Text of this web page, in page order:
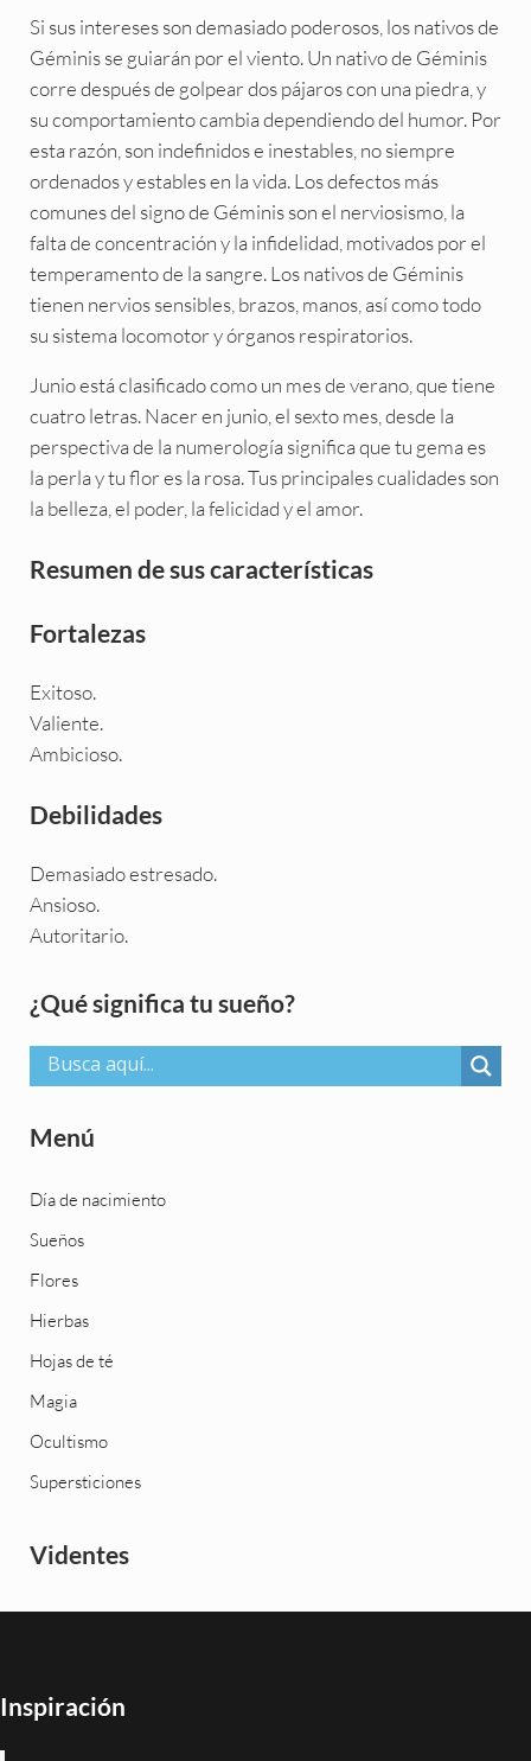
Si sus intereses son demasiado poderosos, los nativos de
Géminis se guiarán por el viento. Un nativo de Géminis
corre después de golpear dos pájaros con una piedra, y
su comportamiento cambia dependiendo del humor. Por
esta razón, son indefinidos e inestables, no siempre
ordenados y estables en la vida. Los defectos más
comunes del signo de Géminis son el nerviosismo, la
falta de concentración y la infidelidad, motivados por el
temperamento de la sangre. Los nativos de Géminis
tienen nervios sensibles, brazos, manos, así como todo
su sistema locomotor y órganos respiratorios.
Junio está clasificado como un mes de verano, que tiene
cuatro letras. Nacer en junio, el sexto mes, desde la
perspectiva de la numerología significa que tu gema es
la perla y tu flor es la rosa. Tus principales cualidades son
la belleza, el poder, la felicidad y el amor.
Resumen de sus características
Fortalezas
Exitoso.
Valiente.
Ambicioso.
Debilidades
Demasiado estresado.
Ansioso.
Autoritario.
Sidebar
¿Qué significa tu sueño?
Menú
Día de nacimiento
Sueños
Flores
Hierbas
Hojas de té
Magia
Ocultismo
Supersticiones
Videntes
Inspiración